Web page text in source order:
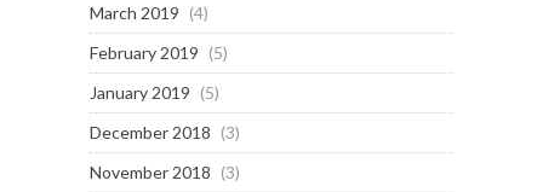
March 2019 (4)
February 2019 (5)
January 2019 (5)
December 2018 (3)
November 2018 (3)